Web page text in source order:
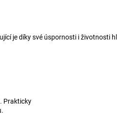
je díky své úspornosti i životnosti
Prakticky